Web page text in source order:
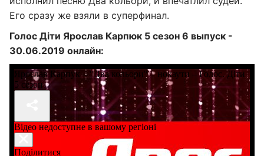
Его сразу же взяли в суперфинал.
Голос Діти Ярослав Карпюк 5 сезон 6 выпуск -
30.06.2019 онлайн: